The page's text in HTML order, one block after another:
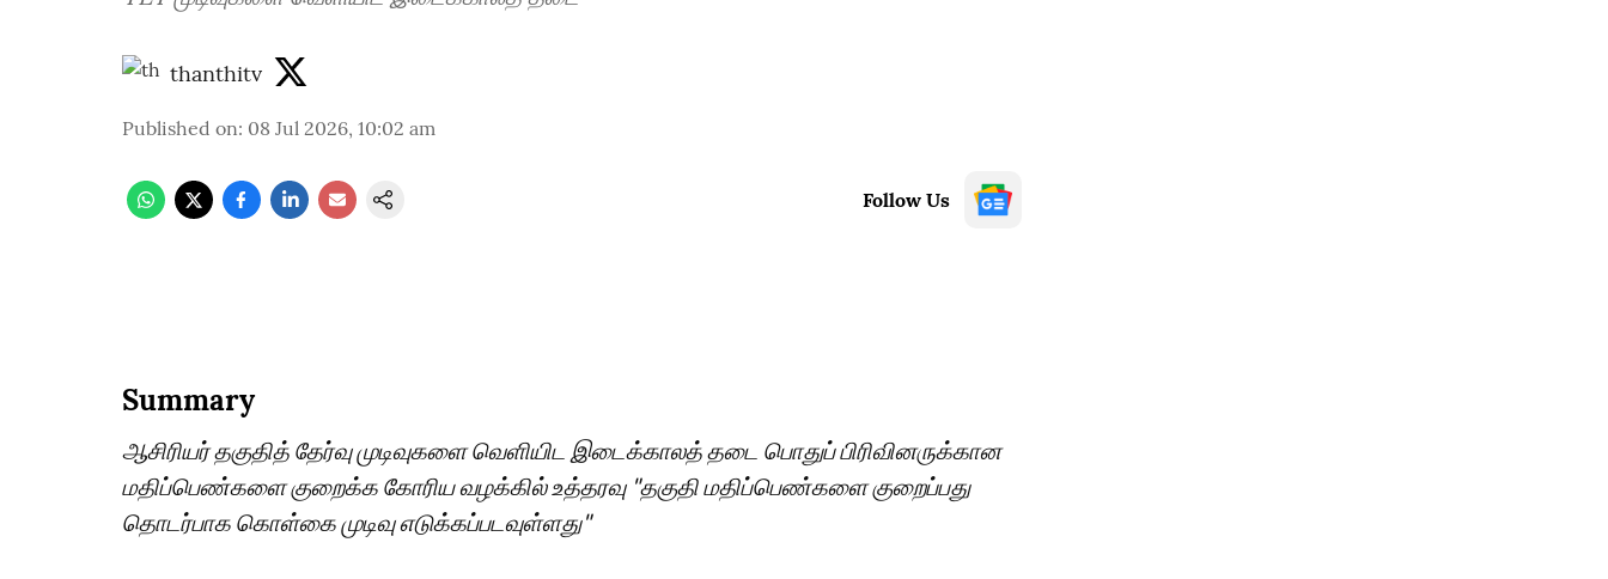
thanthitv
Published on: 08 Jul 2026, 10:02 am
Follow Us
Summary
ஆசிரியர் தகுதித் தேர்வு முடிவுகளை வெளியிட இடைக்காலத் தடை பொதுப் பிரிவினருக்கான
மதிப்பெண்களை குறைக்க கோரிய வழக்கில் உத்தரவு "தகுதி மதிப்பெண்களை குறைப்பது
தொடர்பாக கொள்கை முடிவு எடுக்கப்படவுள்ளது"